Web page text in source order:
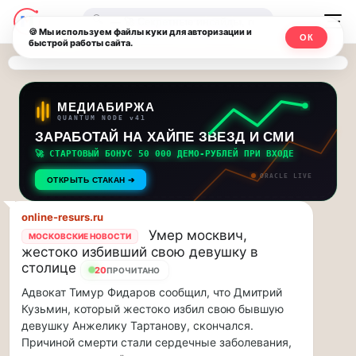
Последние
новости
и
обновления
потока:
Друзья,
приглашаем
на
музыкальную
прогулку
по
Москве
Чайковского!…
Друзья,
приглашаем
на
музыкальную
Москвичи.net
—
Главный
столичный
чат-
мессенджер,
новости
и
инсайды
Москвы
🔍
МЕДИАБИРЖА
QUANTUM NODE v41
ЗАРАБОТАЙ НА ХАЙПЕ ЗВЕЗД И СМИ
🚀 СТАРТОВЫЙ БОНУС 50 000 ДЕМО-РУБЛЕЙ ПРИ ВХОДЕ
ОТКРЫТЬ СТАКАН ➔ ORACLE LIVE
online-resurs.ru
МОСКОВСКИЕ НОВОСТИ
Умер москвич,
жестоко избивший свою девушку в
столице
20ПРОЧИТАНО
Адвокат Тимур Фидаров сообщил, что Дмитрий
Кузьмин, который жестоко избил свою бывшую
девушку Анжелику Тартанову, скончался.
Причиной смерти стали сердечные заболевания,
🍪 Мы используем файлы куки для авторизации и
быстрой работы сайта.
ОК